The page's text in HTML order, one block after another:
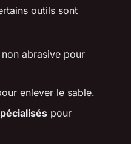
outils sont
abrasive pour
enlever le sable.
pour